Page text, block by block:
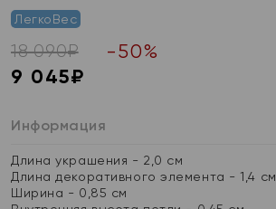
ЛегкоВес
18 090₽ -50%
9 045₽
Информация
Длина украшения - 2,0 см
Длина декоративного элемента - 1,4 см
Ширина - 0,85 см